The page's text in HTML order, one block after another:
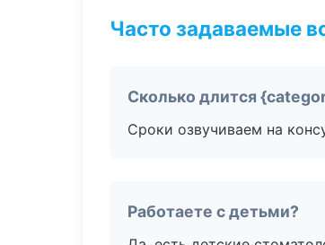
Часто задаваемые
Сколько длится
Сроки озвучиваем на
Работаете с детьми?